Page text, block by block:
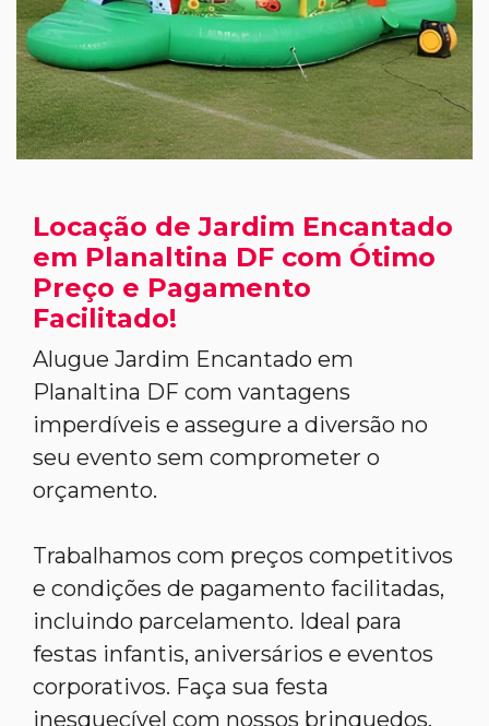
Locação de Jardim Encantado
em Planaltina DF com Ótimo
Preço e Pagamento
Facilitado!
Alugue Jardim Encantado em
Planaltina DF com vantagens
imperdíveis e assegure a diversão no
seu evento sem comprometer o
orçamento.
Trabalhamos com preços competitivos
e condições de pagamento facilitadas,
incluindo parcelamento. Ideal para
festas infantis, aniversários e eventos
corporativos. Faça sua festa
inesquecível com nossos brinquedos,